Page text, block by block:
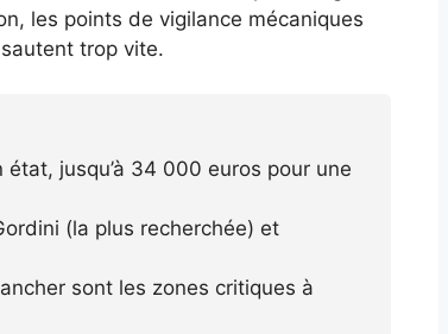
les points de vigilance mécaniques
trop vite.
jusqu’à 34 000 euros pour une
(la plus recherchée) et
sont les zones critiques à